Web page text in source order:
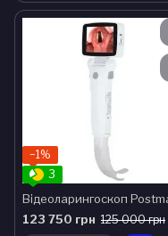
−1%
3
123 750 грн 125 000 грн